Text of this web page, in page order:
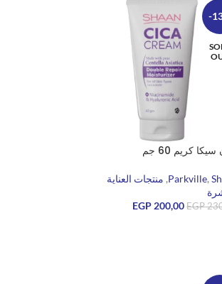
-
كريم 60 جم
Parkville,
, منتجات العناية
EGP
EGP 200,00